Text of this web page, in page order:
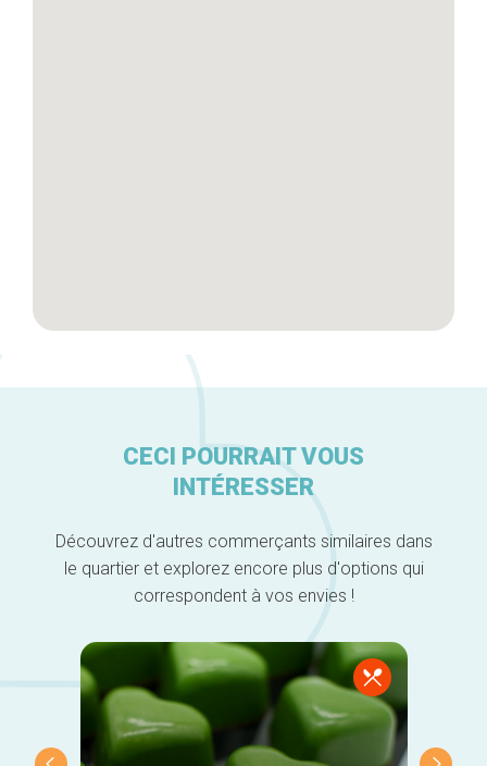
CECI POURRAIT VOUS
INTÉRESSER
Découvrez d'autres commerçants similaires dans
le quartier et explorez encore plus d'options qui
correspondent à vos envies !